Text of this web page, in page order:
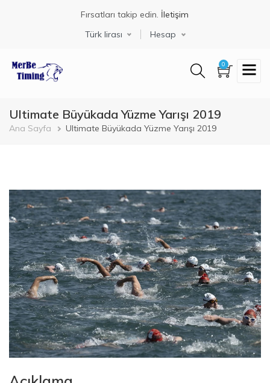
Fırsatları takip edin. İletişim
Türk lirası
Hesap
0
Ultimate Büyükada Yüzme Yarışı 2019
Sayfa
Ana Sayfa Ultimate Büyükada Yüzme Yarışı 2019